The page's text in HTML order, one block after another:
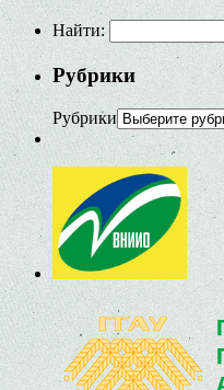
Найти:
Рубрики
Рубрики